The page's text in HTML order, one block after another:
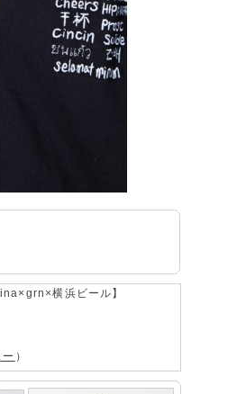
横浜ビール】
）